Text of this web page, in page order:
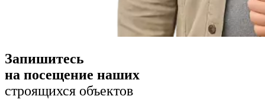
Запишитесь
на посещение наших
строящихся объектов